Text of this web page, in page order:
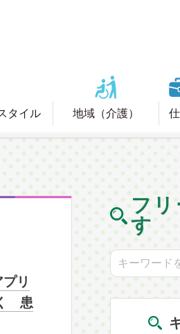
タイル 地域（介護）
リ
患
フ
す